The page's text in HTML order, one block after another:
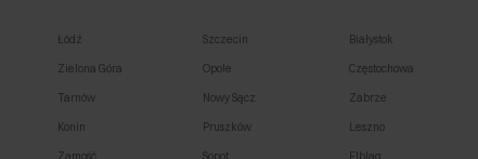
Łódź Szczecin Białystok
Zielona Góra Opole Częstochowa
Tarnów Nowy Sącz Zabrze
Konin Pruszków Leszno